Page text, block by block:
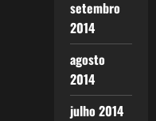
setembro
2014
agosto
2014
julho 2014